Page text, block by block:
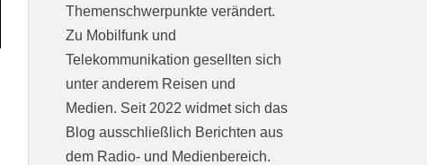
Themenschwerpunkte verändert.
Zu Mobilfunk und
Telekommunikation gesellten sich
unter anderem Reisen und
Medien. Seit 2022 widmet sich das
Blog ausschließlich Berichten aus
dem Radio- und Medienbereich.